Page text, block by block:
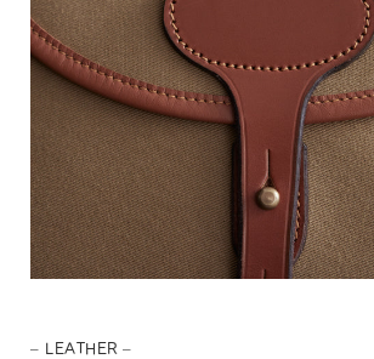
– LEATHER –